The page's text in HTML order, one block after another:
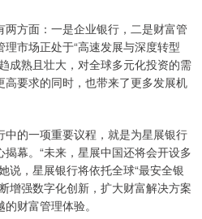
方面：一是企业银行，二是财富管
市场正处于“高速发展与深度转型
成熟且壮大，对全球多元化投资的需
要求的同时，也带来了更多发展机
的一项重要议程，就是为星展银行
幕。“未来，星展中国还将会开设多
说，星展银行将依托全球“最安全银
增强数字化创新，扩大财富解决方案
财富管理体验。